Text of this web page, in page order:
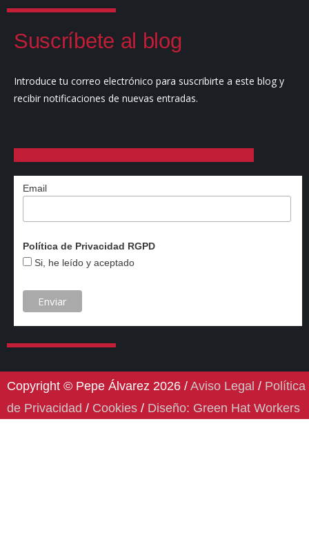
Suscríbete al blog
Introduce tu correo electrónico para suscribirte a este blog y
recibir notificaciones de nuevas entradas.
Email
Política de Privacidad RGPD
Si, he leído y aceptado
Copyright © Pepe Álvarez 2026 / Aviso Legal / Política
de Privacidad / Cookies / Diseño: Green Hat Workers